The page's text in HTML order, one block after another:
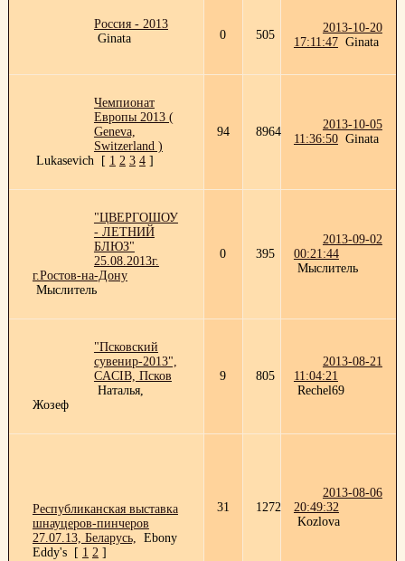
Россия - 2013
Ginata
0 505
2013-10-20
17:11:47 Ginata
Чемпионат
Европы 2013 (
Geneva,
Switzerland )
Lukasevich
[ 1 2 3 4 ]
94 8964
2013-10-05
11:36:50 Ginata
"ЦВЕРГОШОУ
- ЛЕТНИЙ
БЛЮЗ"
25.08.2013г.
г.Ростов-на-Дону
Мыслитель
0 395
2013-09-02
00:21:44
Мыслитель
"Псковский
сувенир-2013",
CACIB, Псков
Наталья,
Жозеф
9 805
2013-08-21
11:04:21
Rechel69
Республиканская выставка
шнауцеров-пинчеров
27.07.13, Беларусь, Ebony
Eddy's
[ 1 2 ]
31 1272
2013-08-06
20:49:32
Kozlova